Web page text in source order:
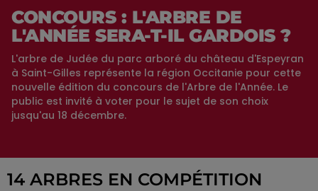
CONCOURS : L'ARBRE DE
L'ANNÉE SERA-T-IL GARDOIS ?
L'arbre de Judée du parc arboré du château d'Espeyran
à Saint-Gilles représente la région Occitanie pour cette
nouvelle édition du concours de l'Arbre de l'Année. Le
public est invité à voter pour le sujet de son choix
jusqu'au 18 décembre.
14 ARBRES EN COMPÉTITION